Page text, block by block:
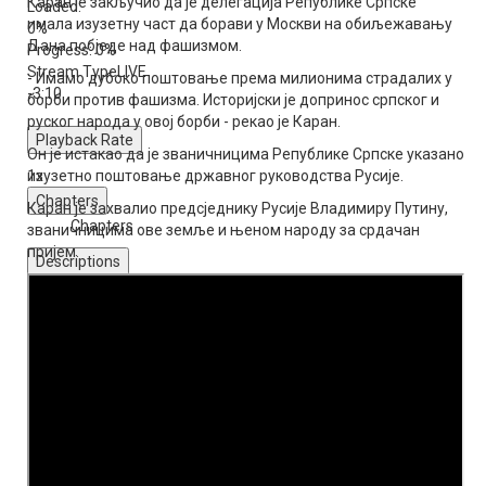
Loaded:
0%
Progress: 0%
Stream TypeLIVE
-3:10
Playback Rate
1x
Chapters
Chapters
Descriptions
имала изузетну част да борави у Москви на обиљежавању
Дана побједе над фашизмом.
- Имамо дубоко поштовање према милионима страдалих у
борби против фашизма. Историјски је допринос српског и
руског народа у овој борби - рекао је Каран.
Он је истакао да је званичницима Републике Српске указано
изузетно поштовање државног руководства Русије.
Каран је захвалио предсједнику Русије Владимиру Путину,
званичницима ове земље и њеном народу за срдачан
пријем.